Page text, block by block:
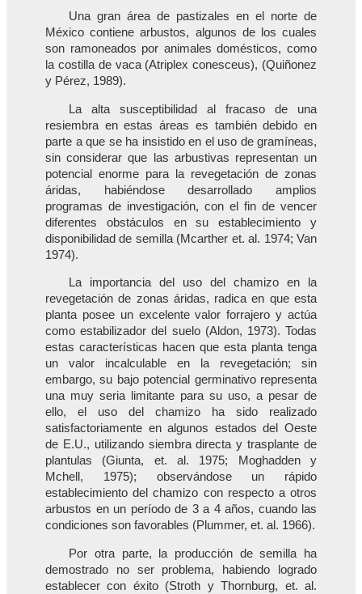
Una gran área de pastizales en el norte de
México contiene arbustos, algunos de los cuales
son ramoneados por animales domésticos, como
la costilla de vaca (Atriplex conesceus), (Quiñonez
y Pérez, 1989).
La alta susceptibilidad al fracaso de una
resiembra en estas áreas es también debido en
parte a que se ha insistido en el uso de gramíneas,
sin considerar que las arbustivas representan un
potencial enorme para la revegetación de zonas
áridas, habiéndose desarrollado amplios
programas de investigación, con el fin de vencer
diferentes obstáculos en su establecimiento y
disponibilidad de semilla (Mcarther et. al. 1974; Van
1974).
La importancia del uso del chamizo en la
revegetación de zonas áridas, radica en que esta
planta posee un excelente valor forrajero y actúa
como estabilizador del suelo (Aldon, 1973). Todas
estas características hacen que esta planta tenga
un valor incalculable en la revegetación; sin
embargo, su bajo potencial germinativo representa
una muy seria limitante para su uso, a pesar de
ello, el uso del chamizo ha sido realizado
satisfactoriamente en algunos estados del Oeste
de E.U., utilizando siembra directa y trasplante de
plantulas (Giunta, et. al. 1975; Moghadden y
Mchell, 1975); observándose un rápido
establecimiento del chamizo con respecto a otros
arbustos en un período de 3 a 4 años, cuando las
condiciones son favorables (Plummer, et. al. 1966).
Por otra parte, la producción de semilla ha
demostrado no ser problema, habiendo logrado
establecer con éxito (Stroth y Thornburg, et. al.